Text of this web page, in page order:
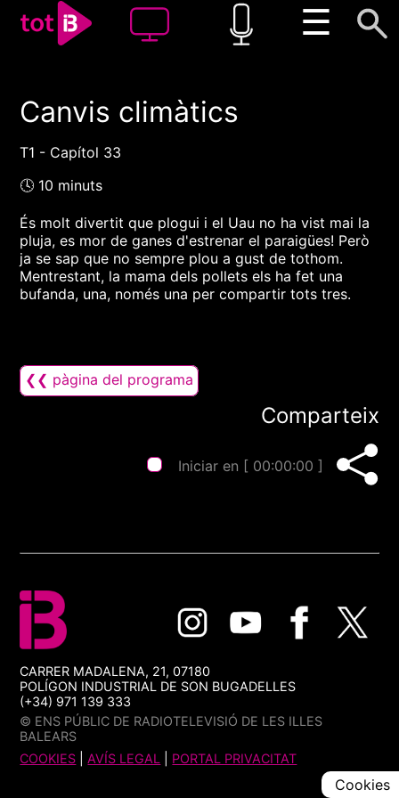
☰
00:00 00:00
Canvis climàtics
T1 - Capítol 33
🕓 10 minuts
És molt divertit que plogui i el Uau no ha vist mai la
pluja, es mor de ganes d'estrenar el paraigües! Però
ja se sap que no sempre plou a gust de tothom.
Mentrestant, la mama dels pollets els ha fet una
bufanda, una, només una per compartir tots tres.
❮❮ pàgina del programa
Comparteix
Iniciar en [ 00:00:00 ]
CARRER MADALENA, 21, 07180
POLÍGON INDUSTRIAL DE SON BUGADELLES
(+34) 971 139 333
© ENS PÚBLIC DE RADIOTELEVISIÓ DE LES ILLES
BALEARS
COOKIES |AVÍS LEGAL PORTAL PRIVACITAT
Cookies